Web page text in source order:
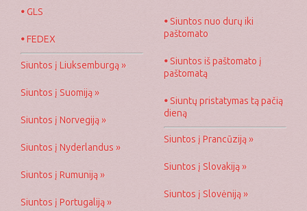
•GLS
•FEDEX
Siuntos į Liuksemburgą »
Siuntos į Suomiją »
Siuntos į Norvegiją »
Siuntos į Nyderlandus »
Siuntos į Rumuniją »
Siuntos į Portugaliją »
•Siuntos nuo durų iki
paštomato
•Siuntos iš paštomato į
paštomatą
•Siuntų pristatymas tą pačią
dieną
Siuntos į Prancūziją »
Siuntos į Slovakiją »
Siuntos į Slovėniją »